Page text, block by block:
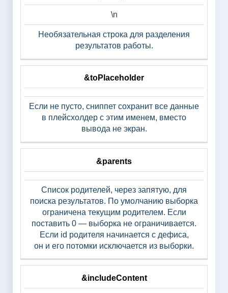
\n
Необязательная строка для разделения
результатов работы.
&toPlaceholder
Если не пусто, сниппет сохранит все данные
в плейсхолдер с этим именем, вместо
вывода не экран.
&parents
Список родителей, через запятую, для
поиска результатов. По умолчанию выборка
ограничена текущим родителем. Если
поставить 0 — выборка не ограничивается.
Если id родителя начинается с дефиса,
он и его потомки исключается из выборки.
&includeContent